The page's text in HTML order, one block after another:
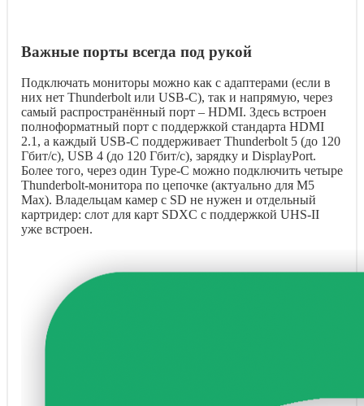
Важные порты всегда под рукой
Подключать мониторы можно как с адаптерами (если в
них нет Thunderbolt или USB-C), так и напрямую, через
самый распространённый порт – HDMI. Здесь встроен
полноформатный порт с поддержкой стандарта HDMI
2.1, а каждый USB-C поддерживает Thunderbolt 5 (до 120
Гбит/с), USB 4 (до 120 Гбит/с), зарядку и DisplayPort.
Более того, через один Type-C можно подключить четыре
Thunderbolt-монитора по цепочке (актуально для M5
Max). Владельцам камер с SD не нужен и отдельный
картридер: слот для карт SDXC с поддержкой UHS-II
уже встроен.